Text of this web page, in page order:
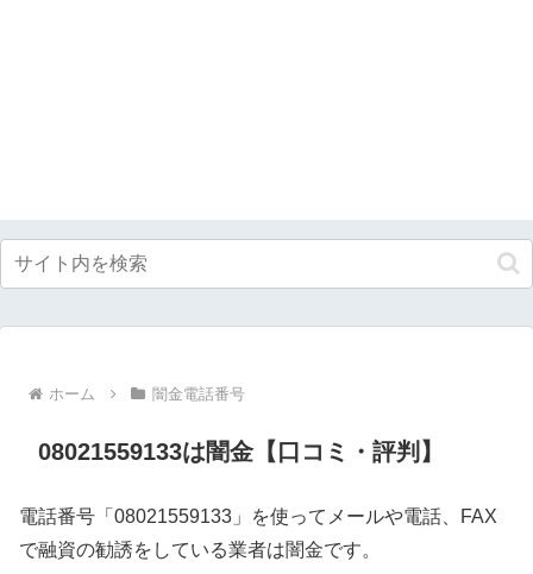
ホーム 闇金電話番号
08021559133は闇金【口コミ・評判】
電話番号「08021559133」を使ってメールや電話、FAX
で融資の勧誘をしている業者は闇金です。